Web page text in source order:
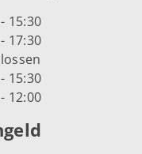
15:30
17:30
15:30
12:00